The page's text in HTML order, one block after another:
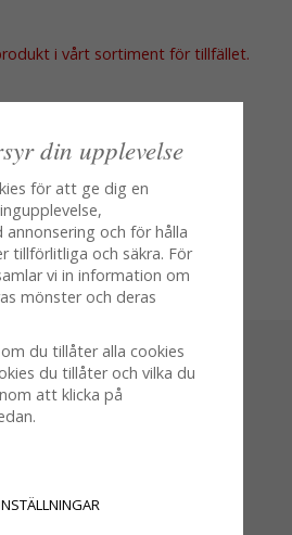
i vårt sortiment för tillfället.
vår
din upplevelse
för att ge dig en
annonsering och för hålla
tillförlitliga och säkra. För
vi in information om
mönster och deras
du tillåter alla cookies
du tillåter och vilka du
att klicka på